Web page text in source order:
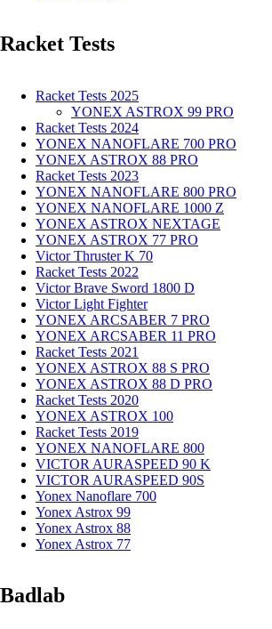
Racket Tests
Racket Tests 2025
YONEX ASTROX 99 PRO
Racket Tests 2024
YONEX NANOFLARE 700 PRO
YONEX ASTROX 88 PRO
Racket Tests 2023
YONEX NANOFLARE 800 PRO
YONEX NANOFLARE 1000 Z
YONEX ASTROX NEXTAGE
YONEX ASTROX 77 PRO
Victor Thruster K 70
Racket Tests 2022
Victor Brave Sword 1800 D
Victor Light Fighter
YONEX ARCSABER 7 PRO
YONEX ARCSABER 11 PRO
Racket Tests 2021
YONEX ASTROX 88 S PRO
YONEX ASTROX 88 D PRO
Racket Tests 2020
YONEX ASTROX 100
Racket Tests 2019
YONEX NANOFLARE 800
VICTOR AURASPEED 90 K
VICTOR AURASPEED 90S
Yonex Nanoflare 700
Yonex Astrox 99
Yonex Astrox 88
Yonex Astrox 77
Badlab